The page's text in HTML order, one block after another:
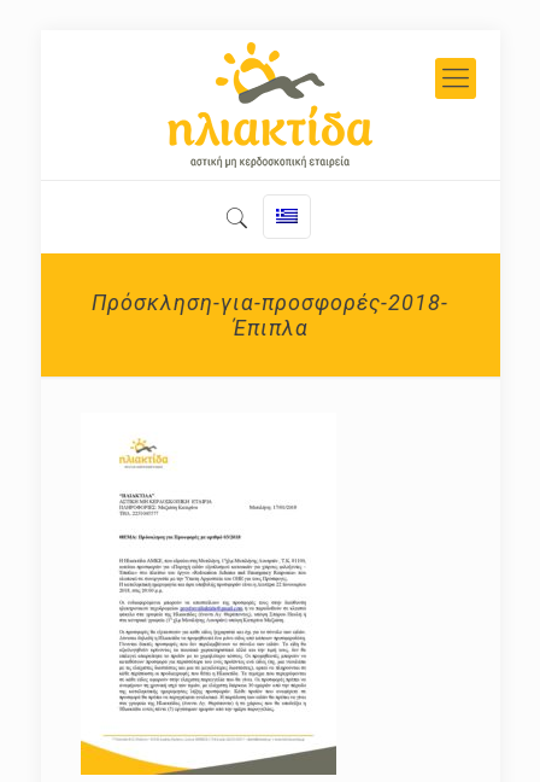
Πρόσκληση-για-προσφορές-2018-
Έπιπλα